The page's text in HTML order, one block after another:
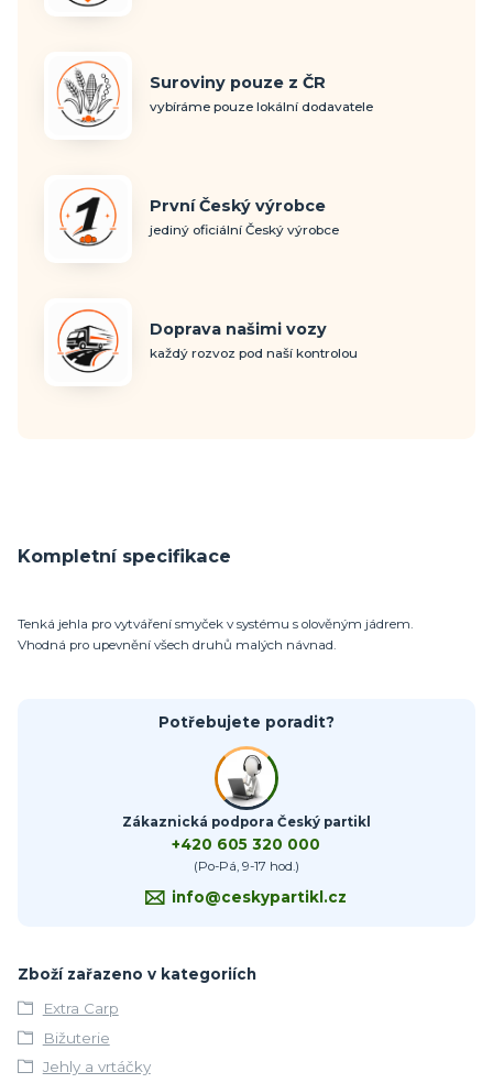
Suroviny pouze z ČR
vybíráme pouze lokální dodavatele
První Český výrobce
jediný oficiální Český výrobce
Doprava našimi vozy
každý rozvoz pod naší kontrolou
Kompletní specifikace
Tenká jehla pro vytváření smyček v systému s olověným jádrem.
Vhodná pro upevnění všech druhů malých návnad.
Potřebujete poradit?
Zákaznická podpora Český partikl
+420 605 320 000
(Po-Pá, 9-17 hod.)
info@ceskypartikl.cz
Zboží zařazeno v kategoriích
Extra Carp
Bižuterie
Jehly a vrtáčky